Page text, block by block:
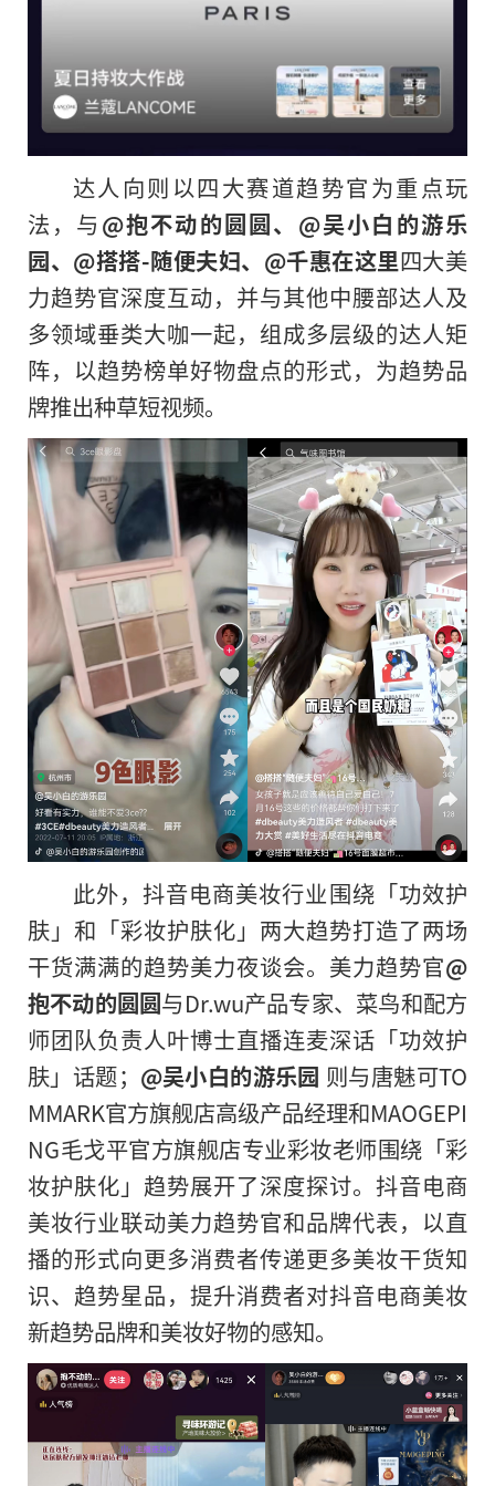
达人向则以四大赛道趋势官为重点玩
法，与 @抱不动的圆圆、@吴小白的游乐
园、@搭搭-随便夫妇、@千惠在这里四大美
力趋势官深度互动，并与其他中腰部达人及
多领域垂类大咖一起，组成多层级的达人矩
阵，以趋势榜单好物盘点的形式，为趋势品
牌推出种草短视频。
此外，抖音电商美妆行业围绕「功效护
肤」和「彩妆护肤化」两大趋势打造了两场
干货满满的趋势美力夜谈会。美力趋势官@
抱不动的圆圆与Dr.wu产品专家、菜鸟和配方
师团队负责人叶博士直播连麦深话「功效护
肤」话题； @吴小白的游乐园 则与唐魅可TO
MMARK官方旗舰店高级产品经理和MAOGEPI
NG毛戈平官方旗舰店专业彩妆老师围绕「彩
妆护肤化」趋势展开了深度探讨。抖音电商
美妆行业联动美力趋势官和品牌代表，以直
播的形式向更多消费者传递更多美妆干货知
识、趋势星品，提升消费者对抖音电商美妆
新趋势品牌和美妆好物的感知。